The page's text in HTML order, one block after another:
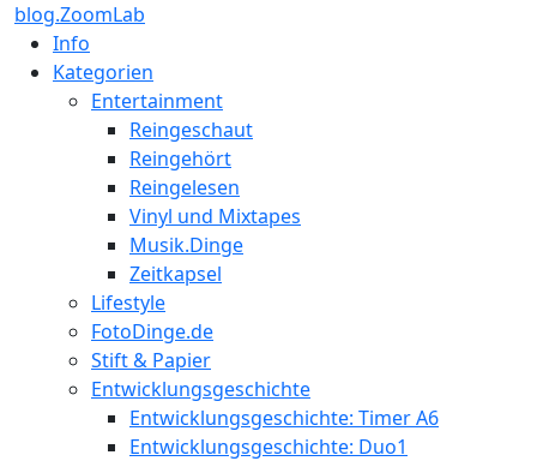
blog.ZoomLab
Info
Kategorien
Entertainment
Reingeschaut
Reingehört
Reingelesen
Vinyl und Mixtapes
Musik.Dinge
Zeitkapsel
Lifestyle
FotoDinge.de
Stift & Papier
Entwicklungsgeschichte
Entwicklungsgeschichte: Timer A6
Entwicklungsgeschichte: Duo1